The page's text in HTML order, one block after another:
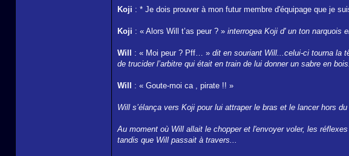
Koji : * Je dois prouver à mon futur membre d'équipage que je
Koji : « Alors Will t’as peur ? » interrogea Koji d' un ton narquois
Will : « Moi peur ? Pff… » dit en souriant Will...celui-ci tourna la
de trucider l’arbitre qui était en train de lui donner un sabre en
Will : « Goute-moi ca , pirate !! »
Will s’élança vers Koji pour lui attraper le bras et le lancer hors du
Au moment où Will allait le chopper et l'envoyer voler, les
tandis que Will passait à travers...